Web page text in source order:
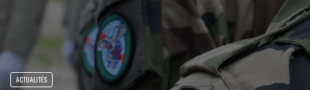
ACTUALITÉS